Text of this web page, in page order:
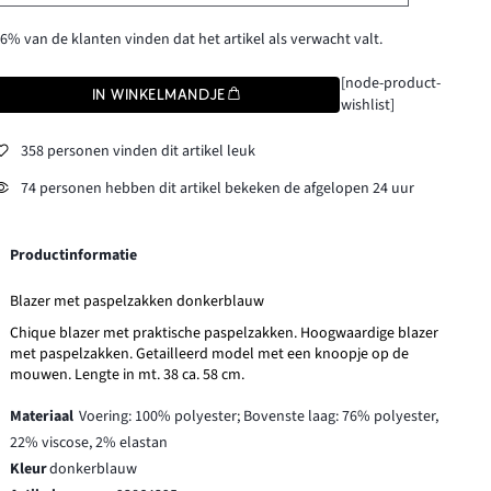
van de klanten vinden dat het artikel als verwacht valt.
IN WINKELMANDJE
[node-product-
wishlist]
358 personen vinden dit artikel leuk
74 personen hebben dit artikel bekeken de afgelopen 24 uur
Productinformatie
Blazer met paspelzakken donkerblauw
Chique blazer met praktische paspelzakken. Hoogwaardige blazer
met paspelzakken. Getailleerd model met een knoopje op de
mouwen. Lengte in mt. 38 ca. 58 cm.
Materiaal Voering: 100% polyester; Bovenste laag: 76% polyester,
22% viscose, 2% elastan
Kleurdonkerblauw